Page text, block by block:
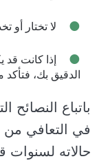
لا تختار أو
إذا كانت
الدقيق بك، فتأكد
باتباع النصائح
في التعافي من
حالاته لسنوات